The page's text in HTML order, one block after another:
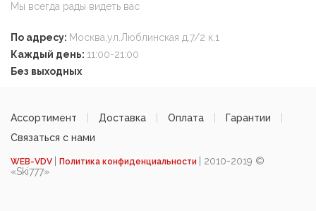
Мы всегда рады видеть вас
По адресу: Москва,ул.Люблинская д.7/2 к.1
Каждый день: 11:00-21:00
Без выходных
Ассортимент Доставка Оплата
Гарантии
Связаться с нами
WEB-VDV Политика конфиденциальности
| 2010-2019 ©
«Ski777»